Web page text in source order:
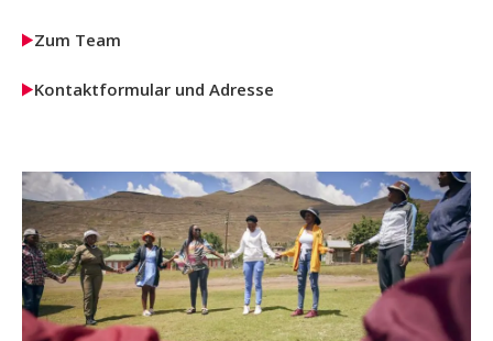
Zum Team
Kontaktformular und Adresse